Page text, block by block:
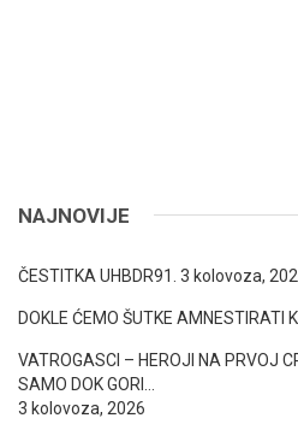
NAJNOVIJE
ČESTITKA UHBDR91. 3 kolovoza,
DOKLE ĆEMO ŠUTKE AMNESTIRATI
VATROGASCI – HEROJI NA PRVOJ
SAMO DOK GORI…
3 kolovoza, 2026